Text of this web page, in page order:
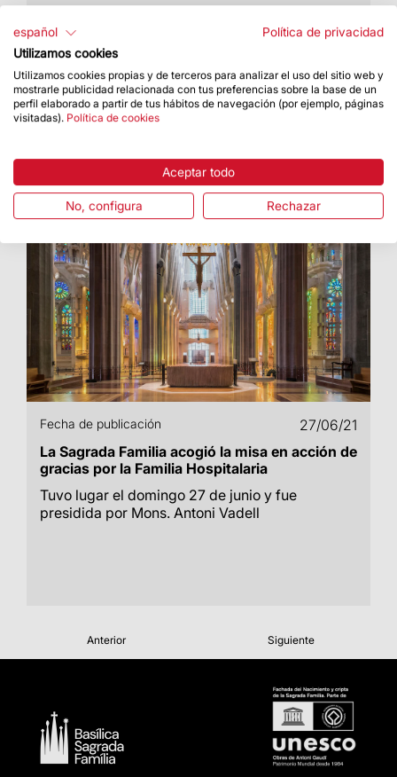
para todos los días en diferentes franjas
horarias de acceso a la Basílica.
Fecha de publicación
27/06/21
La Sagrada Familia acogió la misa en acción de
gracias por la Familia Hospitalaria
Tuvo lugar el domingo 27 de junio y fue
presidida por Mons. Antoni Vadell
Anterior Siguiente
español
Política de privacidad
Utilizamos cookies
Utilizamos cookies propias y de terceros para analizar el uso del sitio web y
mostrarle publicidad relacionada con tus preferencias sobre la base de un
perfil elaborado a partir de tus hábitos de navegación (por ejemplo, páginas
visitadas). Política de cookies
Aceptar todo
No, configura Rechazar